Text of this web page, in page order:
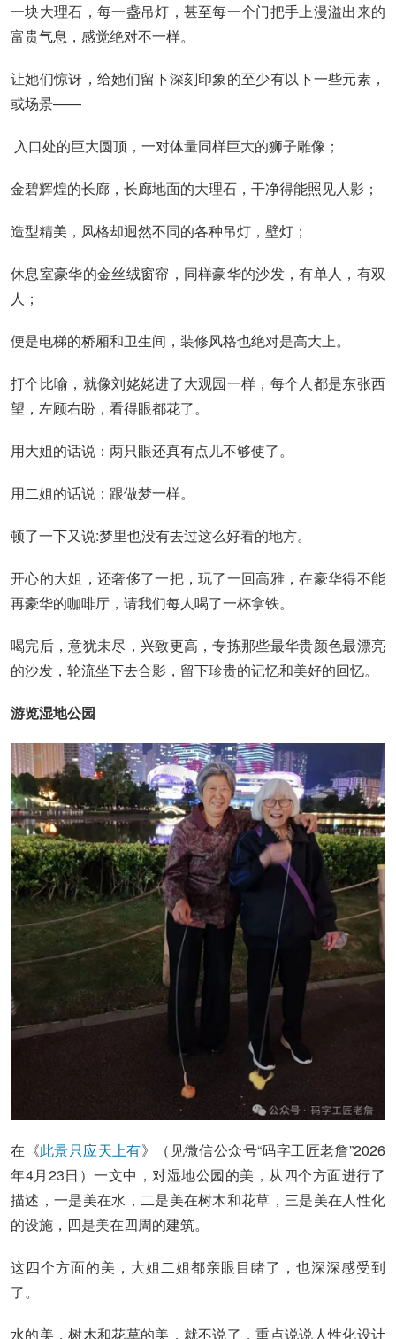
一块大理石，每一盏吊灯，甚至每一个门把手上漫溢出来的
富贵气息，感觉绝对不一样。
让她们惊讶，给她们留下深刻印象的至少有以下一些元素，
或场景——
入口处的巨大圆顶，一对体量同样巨大的狮子雕像；
金碧辉煌的长廊，长廊地面的大理石，干净得能照见人影；
造型精美，风格却迥然不同的各种吊灯，壁灯；
休息室豪华的金丝绒窗帘，同样豪华的沙发，有单人，有双
人；
便是电梯的桥厢和卫生间，装修风格也绝对是高大上。
打个比喻，就像刘姥姥进了大观园一样，每个人都是东张西
望，左顾右盼，看得眼都花了。
用大姐的话说：两只眼还真有点儿不够使了。
用二姐的话说：跟做梦一样。
顿了一下又说:梦里也没有去过这么好看的地方。
开心的大姐，还奢侈了一把，玩了一回高雅，在豪华得不能
再豪华的咖啡厅，请我们每人喝了一杯拿铁。
喝完后，意犹未尽，兴致更高，专拣那些最华贵颜色最漂亮
的沙发，轮流坐下去合影，留下珍贵的记忆和美好的回忆。
游览湿地公园
在《此景只应天上有》（见微信公众号“码字工匠老詹”2026
年4月23日）一文中，对湿地公园的美，从四个方面进行了
描述，一是美在水，二是美在树木和花草，三是美在人性化
的设施，四是美在四周的建筑。
这四个方面的美，大姐二姐都亲眼目睹了，也深深感受到
了。
水的美，树木和花草的美，就不说了，重点说说人性化设计